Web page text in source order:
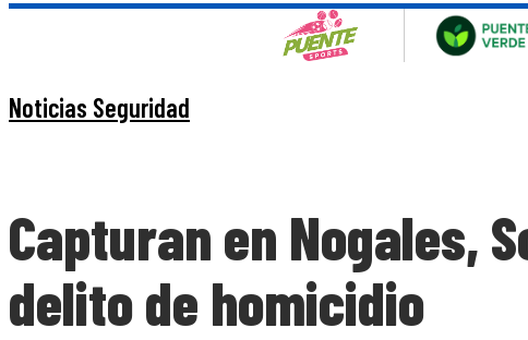
Noticias Seguridad
Capturan en Nogales,
delito de homicidio